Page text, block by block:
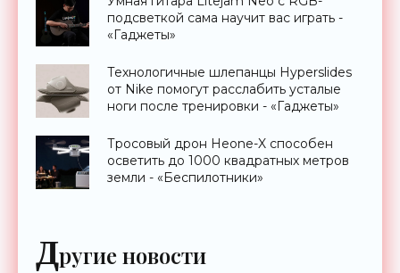
подсветкой сама научит вас играть -
«Гаджеты»
Технологичные шлепанцы Hyperslides
от Nike помогут расслабить усталые
ноги после тренировки - «Гаджеты»
Тросовый дрон Heone-X способен
осветить до 1000 квадратных метров
земли - «Беспилотники»
Другие новости